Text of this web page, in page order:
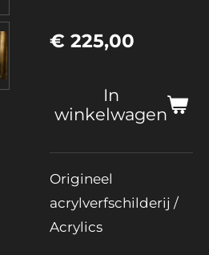
€ 225,00
In
winkelwagen
Origineel
acrylverfschilderij /
Acrylics